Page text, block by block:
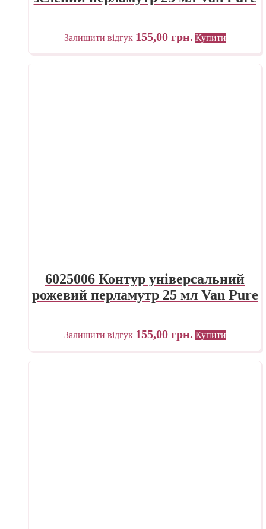
Залишити відгук 155,00 грн. Купити
6025006 Контур універсальний
рожевий перламутр 25 мл Van Pure
Залишити відгук 155,00 грн. Купити